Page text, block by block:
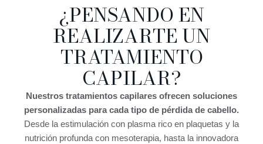
¿PENSANDO EN
REALIZARTE UN
TRATAMIENTO
CAPILAR?
Nuestros tratamientos capilares ofrecen soluciones
personalizadas para cada tipo de pérdida de cabello.
Desde la estimulación con plasma rico en plaquetas y la
nutrición profunda con mesoterapia, hasta la innovadora